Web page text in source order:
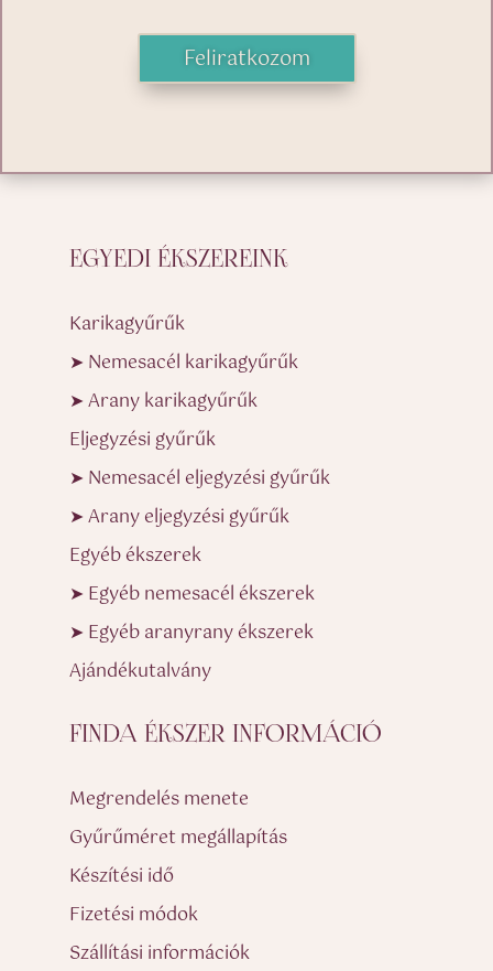
Feliratkozom
EGYEDI ÉKSZEREINK
Karikagyűrűk
➤ Nemesacél karikagyűrűk
➤ Arany karikagyűrűk
Eljegyzési gyűrűk
➤ Nemesacél eljegyzési gyűrűk
➤ Arany eljegyzési gyűrűk
Egyéb ékszerek
➤ Egyéb nemesacél ékszerek
➤ Egyéb aranyrany ékszerek
Ajándékutalvány
FINDA ÉKSZER INFORMÁCIÓ
Megrendelés menete
Gyűrűméret megállapítás
Készítési idő
Fizetési módok
Szállítási információk